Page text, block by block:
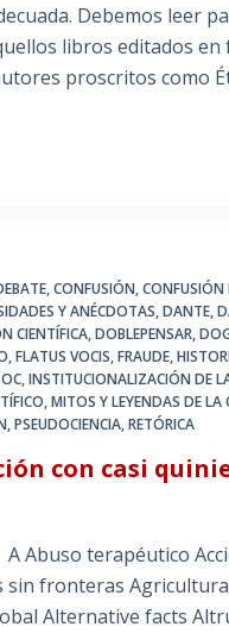
Debemos leer
libros editados en
proscritos como
,CONFUSIÓN,CONFUSIÓN
Y ANÉCDOTAS,DANTE,
CIENTÍFICA,DOBLEPENSAR,
,FLATUS VOCIS,FRAUDE,
,INSTITUCIONALIZACIÓN DE
,MITOS Y LEYENDAS DE LA
,PSEUDOCIENCIA,RETÓRICA
con casi
Abuso terapéutico
sin fronteras
Alternative facts